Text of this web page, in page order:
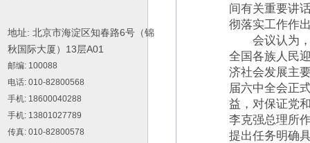
地址: 北京市海淀区知春路6号（锦
秋国际大厦）13层A01
邮编: 100088
电话: 010-82800568
手机: 18600040288
手机: 13801027789
传真: 010-82800578
间有关重要讲
彻落实工作作
会议认为，
全国各族人民
济社会发展主
届六中全会正
益，对保证党
李克强总理所
提出任务明确